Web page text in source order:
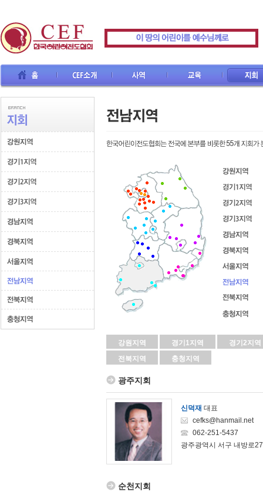
CEF소개 교육 지회 선교사
강원지역 경기1지역
경기2지역
전북지역
충청지역
광주지회
신덕재 대표
cefks@hanmail.net
062-251-5437
광주광역시 서구 내방로
순천지회